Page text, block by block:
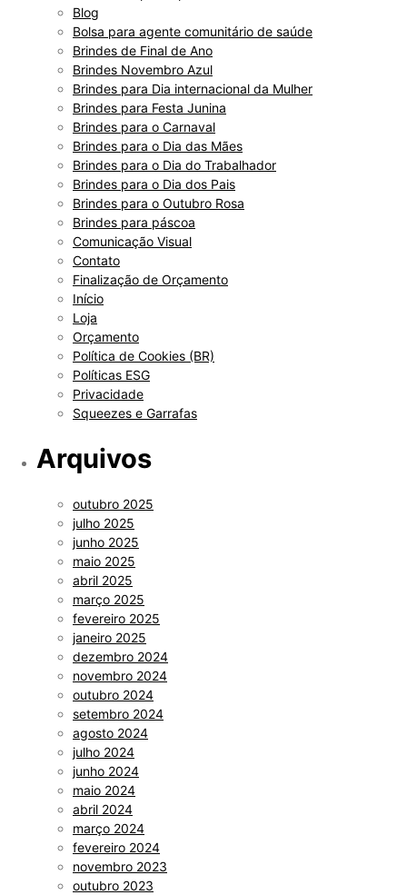
Blog
Bolsa para agente comunitário de saúde
Brindes de Final de Ano
Brindes Novembro Azul
Brindes para Dia internacional da Mulher
Brindes para Festa Junina
Brindes para o Carnaval
Brindes para o Dia das Mães
Brindes para o Dia do Trabalhador
Brindes para o Dia dos Pais
Brindes para o Outubro Rosa
Brindes para páscoa
Comunicação Visual
Contato
Finalização de Orçamento
Início
Loja
Orçamento
Política de Cookies (BR)
Políticas ESG
Privacidade
Squeezes e Garrafas
Arquivos
outubro 2025
julho 2025
junho 2025
maio 2025
abril 2025
março 2025
fevereiro 2025
janeiro 2025
dezembro 2024
novembro 2024
outubro 2024
setembro 2024
agosto 2024
julho 2024
junho 2024
maio 2024
abril 2024
março 2024
fevereiro 2024
novembro 2023
outubro 2023